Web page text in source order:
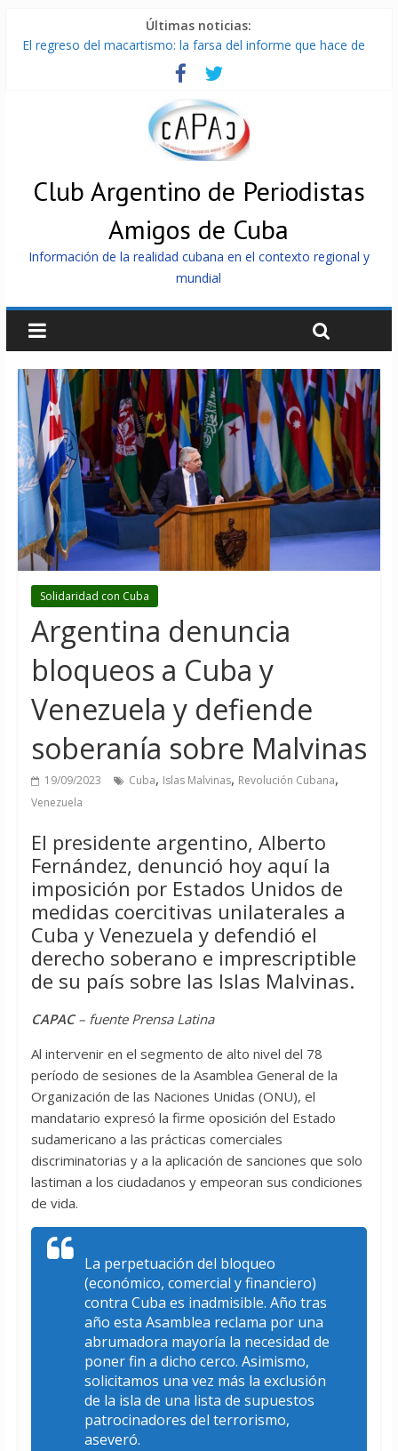
Últimas noticias:
El regreso del macartismo: la farsa del informe que hace de
Milei firmó memorándum con EE.UU sin informarlo
China presenta robots que pueden razonar, moverse y asistir
La Habana avanza en reconexión tras nuevo apagón
Más de 7 000 contenedores impedidos de llegar a Cuba
Club Argentino de Periodistas
Amigos de Cuba
Información de la realidad cubana en el contexto regional y
mundial
Solidaridad con Cuba
Argentina denuncia
bloqueos a Cuba y
Venezuela y defiende
soberanía sobre Malvinas
19/09/2023 Cuba, Islas Malvinas, Revolución Cubana,
Venezuela
El presidente argentino, Alberto
Fernández, denunció hoy aquí la
imposición por Estados Unidos de
medidas coercitivas unilaterales a
Cuba y Venezuela y defendió el
derecho soberano e imprescriptible
de su país sobre las Islas Malvinas.
CAPAC– fuente Prensa Latina
Al intervenir en el segmento de alto nivel del 78
período de sesiones de la Asamblea General de la
Organización de las Naciones Unidas (ONU), el
mandatario expresó la firme oposición del Estado
sudamericano a las prácticas comerciales
discriminatorias y a la aplicación de sanciones que solo
lastiman a los ciudadanos y empeoran sus condiciones
de vida.
La perpetuación del bloqueo
(económico, comercial y financiero)
contra Cuba es inadmisible. Año tras
año esta Asamblea reclama por una
abrumadora mayoría la necesidad de
poner fin a dicho cerco. Asimismo,
solicitamos una vez más la exclusión
de la isla de una lista de supuestos
patrocinadores del terrorismo,
aseveró.